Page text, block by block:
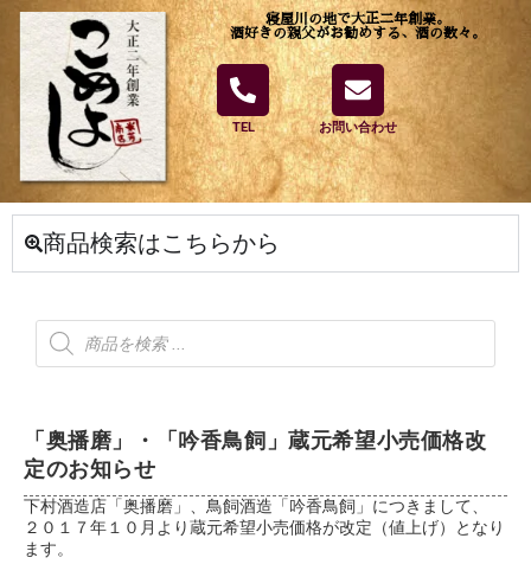
寝屋川の地で大正二年創業。
酒好きの親父がお勧めする、酒の数々。
TEL お問い合わせ
商品検索はこちらから
「奥播磨」・「吟香鳥飼」蔵元希望小売価格改
定のお知らせ
下村酒造店「奥播磨」、鳥飼酒造「吟香鳥飼」につきまして、
２０１７年１０月より蔵元希望小売価格が改定（値上げ）となり
ます。